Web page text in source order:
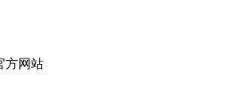
方网站